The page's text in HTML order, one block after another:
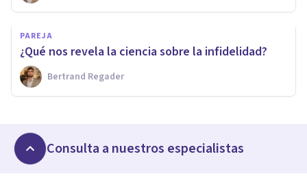
PAREJA
¿Qué nos revela la ciencia sobre la infidelidad?
Bertrand Regader
Consulta a nuestros especialistas